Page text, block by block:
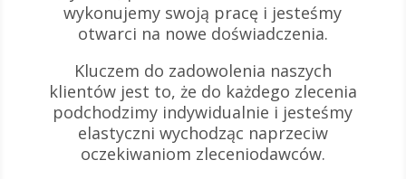
wykonujemy swoją pracę i jesteśmy
otwarci na nowe doświadczenia.
Kluczem do zadowolenia naszych
klientów jest to, że do każdego zlecenia
podchodzimy indywidualnie i jesteśmy
elastyczni wychodząc naprzeciw
oczekiwaniom zleceniodawców.